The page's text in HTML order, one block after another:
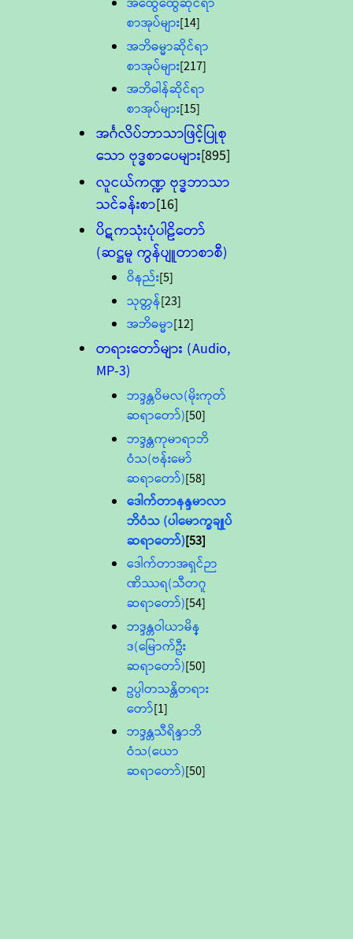
စာအုပ်များ[14]
အဘိဓမ္မာဆိုင်ရာ
စာအုပ်များ[217]
အဘိဓါန်ဆိုင်ရာ
စာအုပ်များ[15]
အင်္ဂလိပ်ဘာသာဖြင့်ပြုစု
သော ဗုဒ္ဓစာပေများ[895]
လူငယ်ကဏ္ဍ ဗုဒ္ဓဘာသာ
သင်ခန်းစာ[16]
ပိဋကသုံးပုံပါဠိတော်
(ဆဋ္ဌမူ ကွန်ပျူတာစာစီ)
ဝိနည်း[5]
သုတ္တန်[23]
အဘိဓမ္မာ[12]
တရားတော်များ (Audio,
MP-3)
ဘဒ္ဒန္တဝိမလ(မိုးကုတ်
ဆရာတော်)[50]
ဘဒ္ဒန္တကုမာရာဘိ
ဝံသ(ဗန်းမော်
ဆရာတော်)[58]
ဒေါက်တာနန္ဒမာလာ
ဘိဝံသ (ပါမောက္ခချုပ်
ဆရာတော်)[53]
ဒေါက်တာအရှင်ဉာ
ဏိဿရ(သီတဂူ
ဆရာတော်)[54]
ဘဒ္ဒန္တဝါယာမိန္
ဒ(မြောက်ဦး
ဆရာတော်)[50]
ဥပ္ပါတသန္တိတရား
တော်[1]
ဘဒ္ဒန္တသီရိန္ဒာဘိ
ဝံသ(ယော
ဆရာတော်)[50]